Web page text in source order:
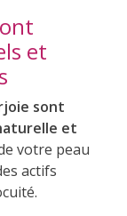
et
sont
et
votre peau
actifs